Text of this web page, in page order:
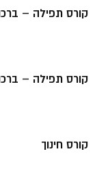
קורס תפילה –
קורס תפילה –
קורס חינוך